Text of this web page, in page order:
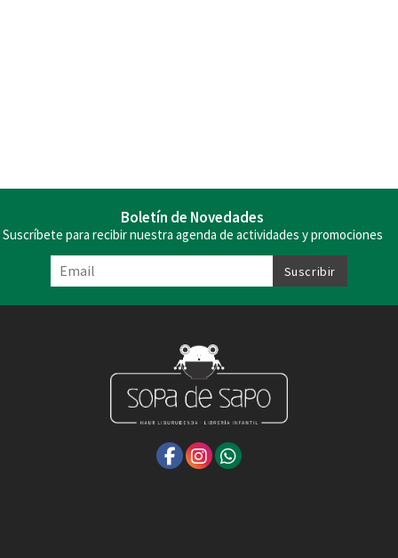
Boletín de Novedades
Suscríbete para recibir nuestra agenda de actividades y promociones